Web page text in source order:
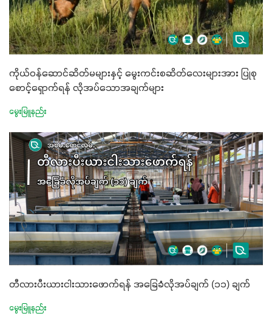
အကျိုးကျေးဇူးများစွာကိုရရှိစေမှာဖြစ်ပါတယ်။ စပါးအပါအဝင်
နှံစားသီးနှံများ၊ပဲအမျိုးမျိုး၊ဟင်းသီးဟင်းရွက်နဲ့ ဥယျာဉ်ခြံသီးနှံ
အားလုံးမှာ အသုံးပြုနိုင်တယ်ဆိုတော့ တစ်မျိုးတည်းနဲ့ အားလုံး
ပါဖက်(perfect)မယ့် စမတ်သီးစုံနော် အရွေးမမှားတာသေချာပြီ
မလို့ အတွေးမများဘဲ သီးနှံတိုင်းကြီးထွားအောင် ဖန်းလင့်ရဲ့ #စ
မတ်သီးစုံကို သုံးကြပါစို့....
ကိုယ်၀န်ဆောင်ဆိတ်မများနှင့် မွေးကင်းစဆိတ်လေးများအား ပြုစု
စောင့်ရှောက်ရန် လိုအပ်သောအချက်များ
မွေးမြူနည်း
တီလားပီးယားငါးသားဖောက်ရန် အခြေခံလိုအပ်ချက် (၁၁) ချက်
မွေးမြူနည်း